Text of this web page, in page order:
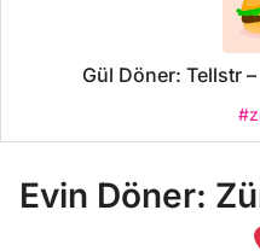
Gül Döner: Tellstr
Evin Döner: